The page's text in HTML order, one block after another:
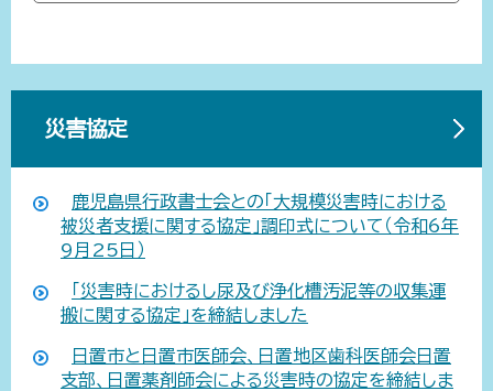
災害協定
鹿児島県行政書士会との「大規模災害時における
被災者支援に関する協定」調印式について（令和6年
9月25日）
「災害時におけるし尿及び浄化槽汚泥等の収集運
搬に関する協定」を締結しました
日置市と日置市医師会、日置地区歯科医師会日置
支部、日置薬剤師会による災害時の協定を締結しま